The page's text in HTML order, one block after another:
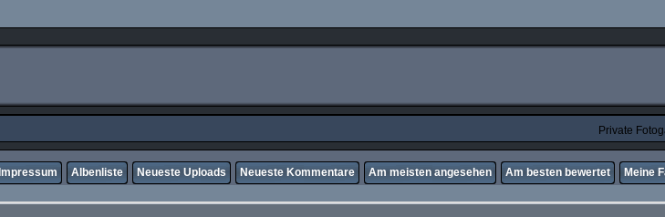
Private
Impressum Albenliste Neueste Uploads Neueste Kommentare Am meisten angesehen Am besten bewertet Meine